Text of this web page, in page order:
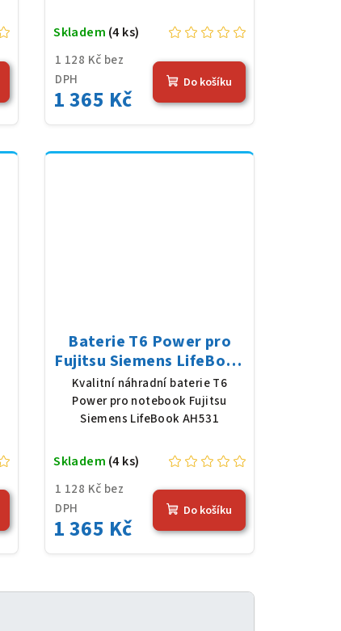
1 128 Kč bez
DPH
1 365 Kč
Skladem (4 ks)
Do košíku
Baterie T6 Power pro
Fujitsu Siemens LifeBook
AH531, Li-Ion, 10,8 V,
5200 mAh (56 Wh), černá
Kvalitní náhradní baterie T6
Power pro notebook Fujitsu
Siemens LifeBook AH531
1 128 Kč bez
DPH
1 365 Kč
Skladem (4 ks)
Do košíku